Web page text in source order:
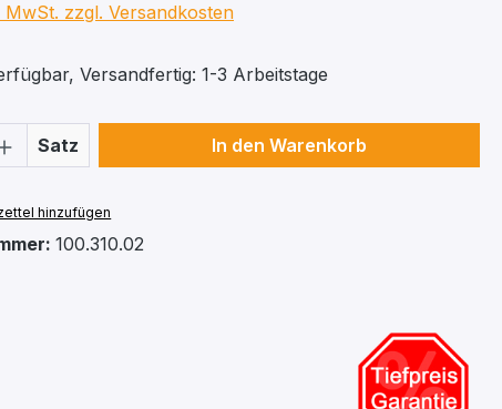
MwSt. zzgl. Versandkosten
Versandfertig: 1-3 Arbeitstage
Anzahl: Gib den gewünschten Wert
Satz In den Warenkorb
hinzufügen
100.310.02